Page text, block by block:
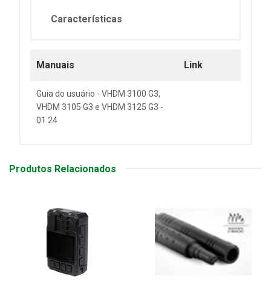
Características
Manuais Link
Guia do usuário - VHDM 3100 G3,
VHDM 3105 G3 e VHDM 3125 G3 -
01.24
Produtos Relacionados